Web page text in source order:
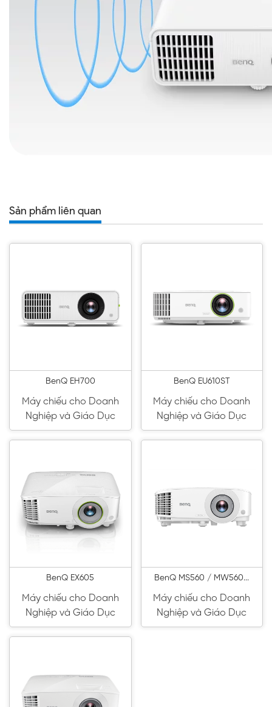
Sản phẩm liên quan
BenQ EH700
Máy chiếu cho Doanh
Nghiệp và Giáo Dục
BenQ EU610ST
Máy chiếu cho Doanh
Nghiệp và Giáo Dục
BenQ EX605
Máy chiếu cho Doanh
Nghiệp và Giáo Dục
BenQ MS560 / MW560...
Máy chiếu cho Doanh
Nghiệp và Giáo Dục